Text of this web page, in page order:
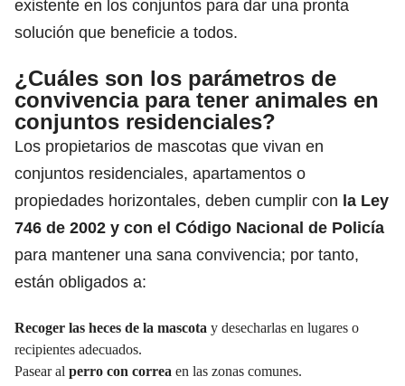
existente en los conjuntos para dar una pronta
solución que beneficie a todos.
¿Cuáles son los parámetros de
convivencia para tener animales en
conjuntos residenciales?
Los propietarios de mascotas que vivan en
conjuntos residenciales, apartamentos o
propiedades horizontales, deben cumplir con la Ley
746 de 2002 y con el Código Nacional de Policía
para mantener una sana convivencia; por tanto,
están obligados a:
Recoger las heces de la mascota y desecharlas en lugares o
recipientes adecuados.
Pasear al perro con correa en las zonas comunes.